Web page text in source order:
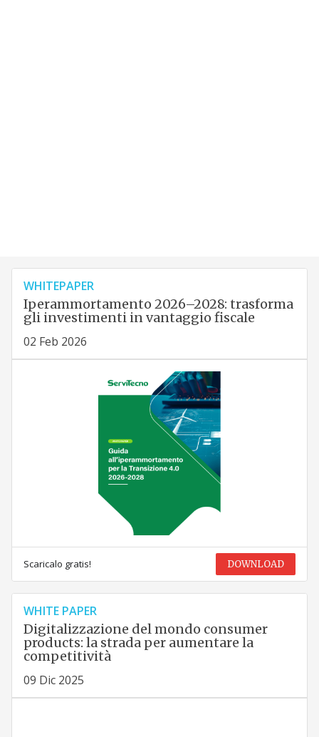
WHITEPAPER
Iperammortamento 2026–2028: trasforma
gli investimenti in vantaggio fiscale
02 Feb 2026
Scaricalo gratis! DOWNLOAD
WHITE PAPER
Digitalizzazione del mondo consumer
products: la strada per aumentare la
competitività
09 Dic 2025